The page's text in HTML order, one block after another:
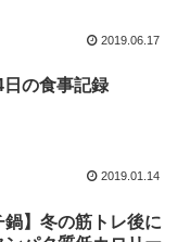
2019.06.17
の食事記録
2019.01.14
鍋】冬の筋トレ後に